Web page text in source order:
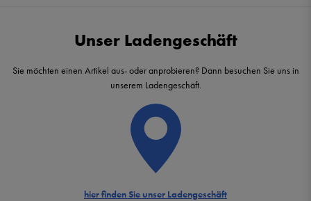
Unser Ladengeschäft
Sie möchten einen Artikel aus- oder anprobieren? Dann besuchen Sie uns in
unserem Ladengeschäft.
hier finden Sie unser Ladengeschäft